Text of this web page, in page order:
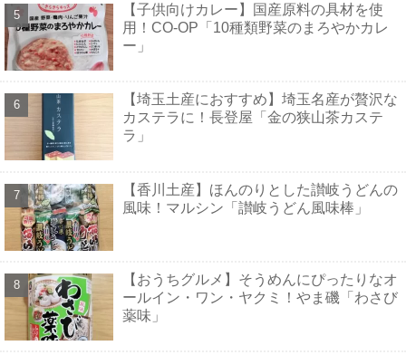
【子供向けカレー】国産原料の具材を使
用！CO-OP「10種類野菜のまろやかカレ
ー」
【埼玉土産におすすめ】埼玉名産が贅沢な
カステラに！長登屋「金の狭山茶カステ
ラ」
【香川土産】ほんのりとした讃岐うどんの
風味！マルシン「讃岐うどん風味棒」
【おうちグルメ】そうめんにぴったりなオ
ールイン・ワン・ヤクミ！やま磯「わさび
薬味」